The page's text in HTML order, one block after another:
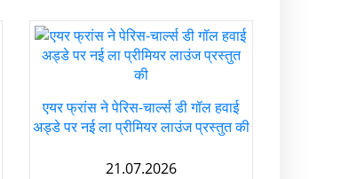
एयर फ्रांस ने पेरिस-चार्ल्स डी गॉल हवाई
अड्डे पर नई ला प्रीमियर लाउंज प्रस्तुत की
21.07.2026